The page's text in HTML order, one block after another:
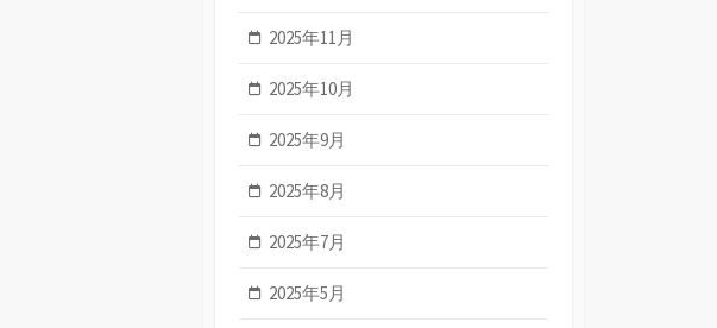
2025年11月
2025年10月
2025年9月
2025年8月
2025年7月
2025年5月